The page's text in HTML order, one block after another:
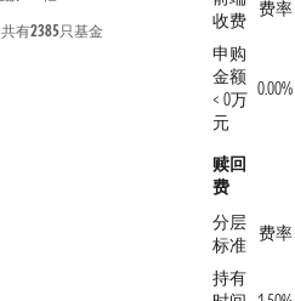
共有2385只基金
收费
费率
申购
金额
< 0万
元
0.00%
赎回
费
分层
标准
费率
持有